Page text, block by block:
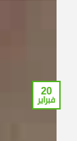
20
فبراير